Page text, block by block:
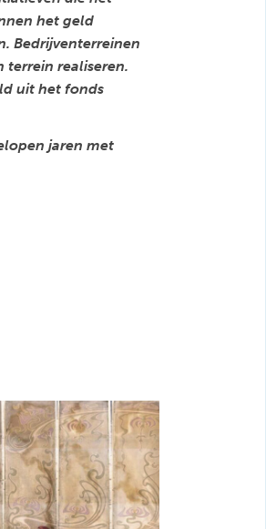
het geld
Bedrijventerreinen
realiseren.
uit het fonds
jaren met